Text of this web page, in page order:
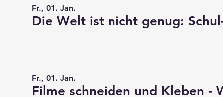
Fr., 01. Jan.
Fr., 01. Jan.